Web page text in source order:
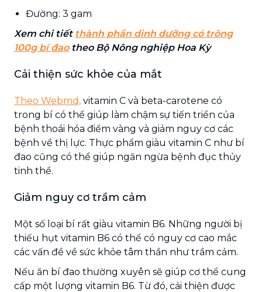
Đường: 3 gam
Xem chi tiết thành phần dinh dưỡng có trông
100g bí đaotheo Bộ Nông nghiệp Hoa Kỳ
Cải thiện sức khỏe của mắt
Theo Webmd, vitamin C và beta-carotene có
trong bí có thể giúp làm chậm sự tiến triển của
bệnh thoái hóa điểm vàng và giảm nguy cơ các
bệnh về thị lực. Thực phẩm giàu vitamin C như bí
đao cũng có thể giúp ngăn ngừa bệnh đục thủy
tinh thể.
Giảm nguy cơ trầm cảm
Một số loại bí rất giàu vitamin B6. Những người bị
thiếu hụt vitamin B6 có thể có nguy cơ cao mắc
các vấn đề về sức khỏe tâm thần như trầm cảm.
Nếu ăn bí đao thường xuyên sẽ giúp cơ thể cung
cấp một lượng vitamin B6. Từ đó, cải thiện được